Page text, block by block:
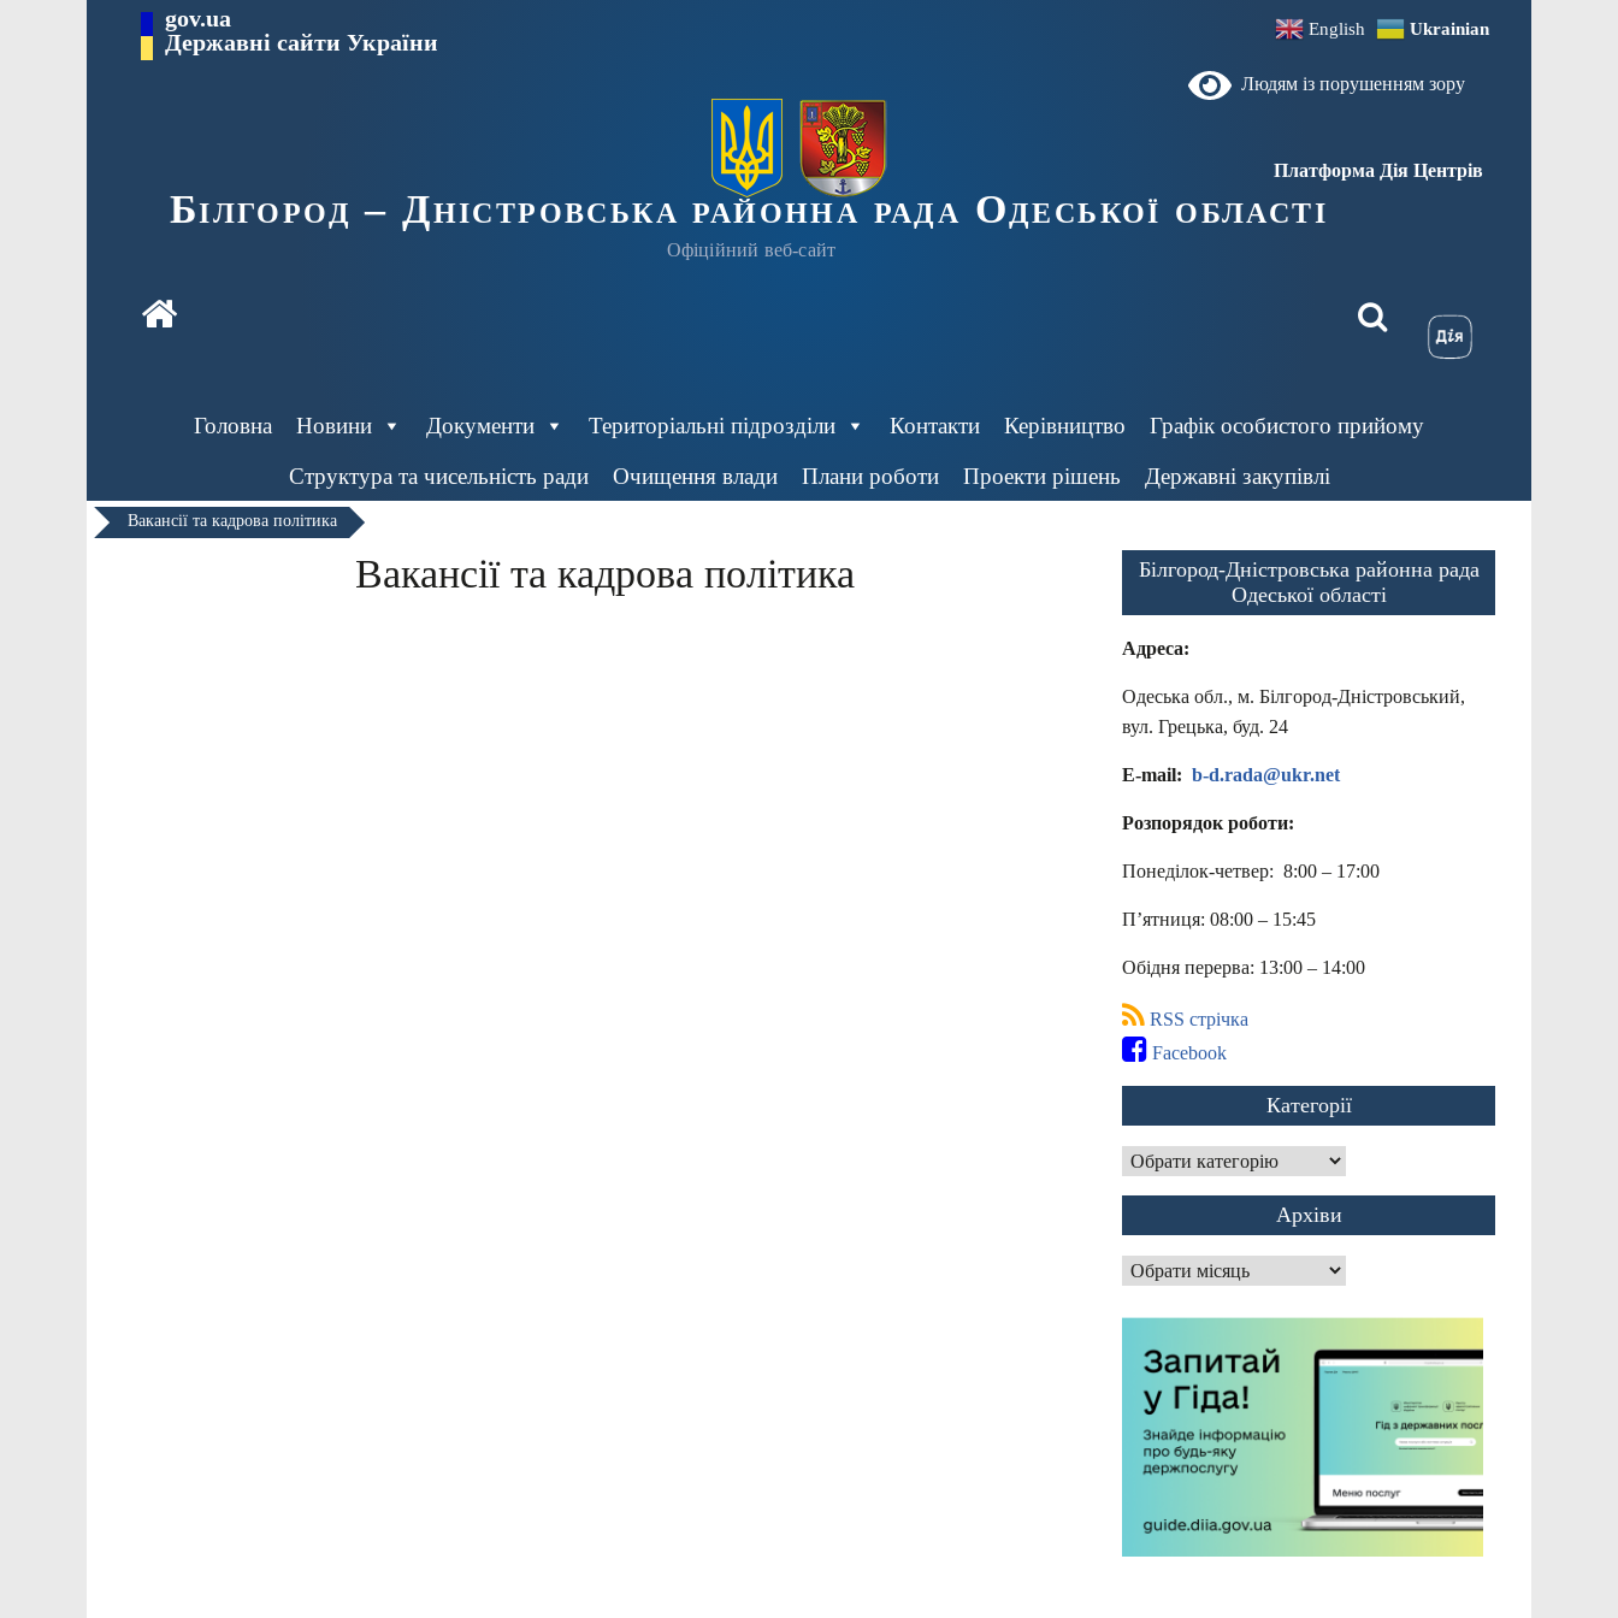
gov.ua
Державні сайти України
English Ukrainian
Людям із порушенням зору
Платформа Дія Центрів
Білгород – Дністровська районна рада Одеської області
Офіційний веб-сайт
Головна Новини Документи Територіальні підрозділи Контакти Керівництво Графік особистого прийому
Структура та чисельність ради Очищення влади Плани роботи Проекти рішень Державні закупівлі
Вакансії та кадрова політика
Вакансії та кадрова політика
Білгород-Дністровська районна рада
Одеської області
Адреса:
Одеська обл., м. Білгород-Дністровський,
вул. Грецька, буд. 24
E-mail: b-d.rada@ukr.net
Розпорядок роботи:
Понеділок-четвер: 8:00 – 17:00
П’ятниця: 08:00 – 15:45
Обідня перерва: 13:00 – 14:00
RSS стрічка
Facebook
Категорії
Категорії
Архіви
Архіви